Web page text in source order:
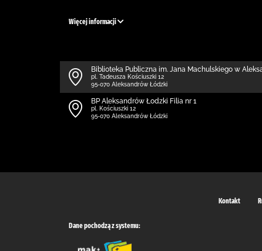
Więcej informacji
Biblioteka Publiczna im. Jana Machulskiego w
pl. Tadeusza Kościuszki 12
95-070 Aleksandrów Łódzki
BP Aleksandrów Łodzki Filia nr 1
pl. Kościuszki 12
95-070 Aleksandrów Łódzki
Kontakt
Dane pochodzą z systemu: